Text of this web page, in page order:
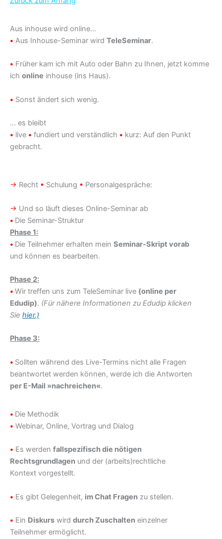
Aus inhouse wird online…
• Aus Inhouse-Seminar wird TeleSeminar.
• Früher kam ich mit Auto oder Bahn zu Ihnen, jetzt komme
ich online inhouse (ins Haus).
• Sonst ändert sich wenig.
… es bleibt
• live • fundiert und verständlich • kurz: Auf den Punkt
gebracht.
→ Recht • Schulung • Personalgespräche:
→ Und so läuft dieses Online-Seminar ab
• Die Seminar-Struktur
Phase 1:
• Die Teilnehmer erhalten mein Seminar-Skript vorab
und können es bearbeiten.
Phase 2:
• Wir treffen uns zum TeleSeminar live (online per
Edudip). (Für nähere Informationen zu Edudip klicken
Sie hier.)
Phase 3:
• Sollten während des Live-Termins nicht alle Fragen
beantwortet werden können, werde ich die Antworten
per E-Mail »nachreichen«.
• Die Methodik
• Webinar, Online, Vortrag und Dialog
• Es werden fallspezifisch die nötigen
Rechtsgrundlagen und der (arbeits)rechtliche
Kontext vorgestellt.
• Es gibt Gelegenheit, im Chat Fragen zu stellen.
• Ein Diskurs wird durch Zuschalten einzelner
Teilnehmer ermöglicht.